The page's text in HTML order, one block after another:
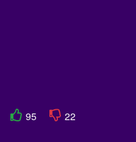
95 22